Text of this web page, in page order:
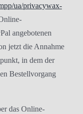
/ua/privacywax-
angebotenen
jetzt die Annahme
in dem der
Bestellvorgang
das Online-